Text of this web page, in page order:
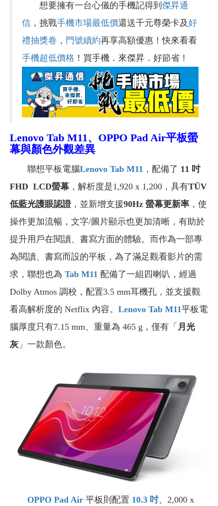
想要擁有一台心儀的手機記得到 傑昇通
信 ，挑戰手機市場最低價還送千元尊榮卡及好
禮抽獎卷 ， 門號續約再享高額優惠！快來看看
手機超低價格 ！買手機．來傑昇．好節省！
Lenovo Tab M11、OPPO Pad Air平板螢
幕與顏色外觀差異
聯想平板電腦Lenovo Tab M11 ，配備了 11 吋
FHD LCD螢幕 ，解析度是1,920 x 1,200，具有TÜV
低藍光護眼認證，並新增支援90Hz 螢幕更新率 ，使
操作更加流暢，文字/圖片顯示也更加清晰，有助於
提升用戶在閱讀、書寫方面的體驗。而作為一部專
為閱讀、書寫而設的平板，為了滿足觀看影片的需
求，聯想也為 Tab M11 配備了一組四喇叭，經過
Dolby Atmos 調校，配置3.5 mm耳機孔，並支援觀
看高解析度的 Netflix 內容。 Lenovo Tab M11平板電
腦厚度只有7.15 mm、重量為 465 g，僅有「 月光
灰 」一款顏色。
OPPO Pad Air 平板則配置 10.3 吋、2,000 x